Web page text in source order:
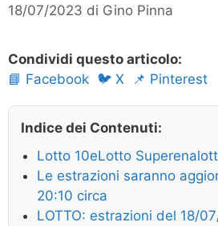
18/07/2023 di Gino Pinna
Condividi questo articolo:
📘 Facebook 🐦 X 📌 Pinterest
Indice dei Contenuti:
Lotto 10eLotto
Le estrazioni saranno
20:10 circa
LOTTO: estrazioni del 18/